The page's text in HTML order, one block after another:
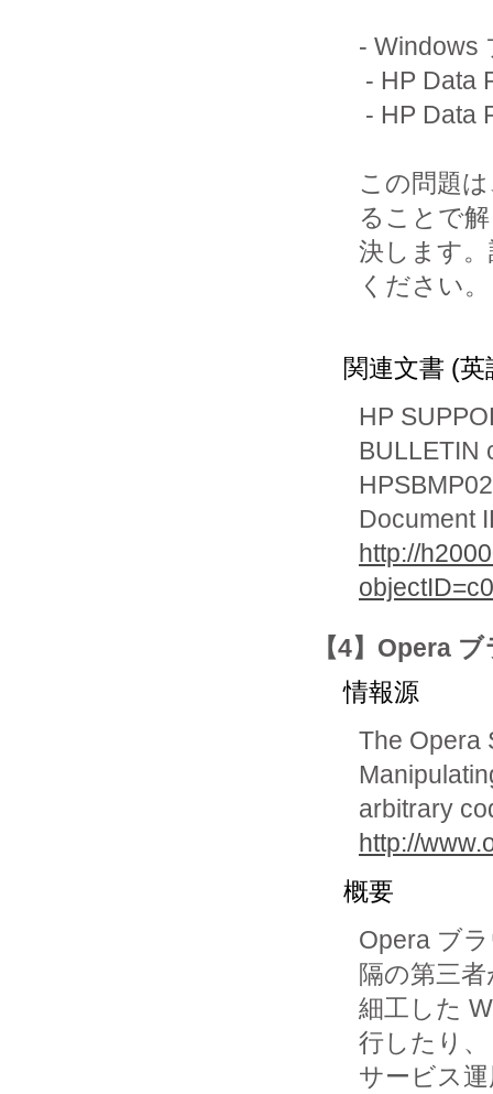
- Windows
この問題
ることで解
決します
ください。
関連文書 (英
HP
BULLETIN
Document
http://
【4】Opera
情報源
The Opera
arbitrary
http://
概要
Opera ブ
隔の第三者
細工した
行したり、
サービス